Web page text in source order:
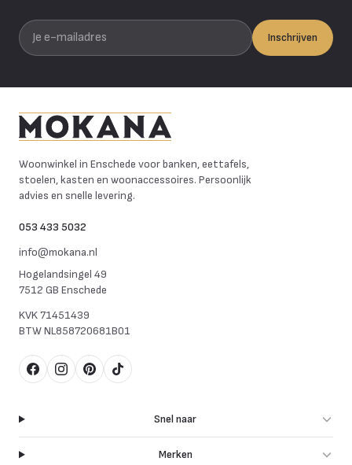
Je e-mailadres
Inschrijven
Woonwinkel in Enschede voor banken, eettafels,
stoelen, kasten en woonaccessoires. Persoonlijk
advies en snelle levering.
053 433 5032
info@mokana.nl
Hogelandsingel 49
7512 GB Enschede
KVK71451439
BTWNL858720681B01
FacebookInstagram
Pinterest
TikTok
Snel naar
Merken